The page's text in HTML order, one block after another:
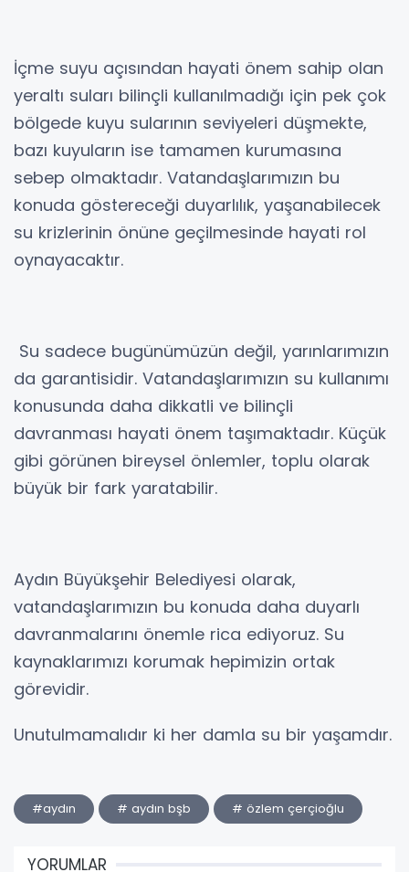
İçme suyu açısından hayati önem sahip olan
yeraltı suları bilinçli kullanılmadığı için pek çok
bölgede kuyu sularının seviyeleri düşmekte,
bazı kuyuların ise tamamen kurumasına
sebep olmaktadır. Vatandaşlarımızın bu
konuda göstereceği duyarlılık, yaşanabilecek
su krizlerinin önüne geçilmesinde hayati rol
oynayacaktır.
Su sadece bugünümüzün değil, yarınlarımızın
da garantisidir. Vatandaşlarımızın su kullanımı
konusunda daha dikkatli ve bilinçli
davranması hayati önem taşımaktadır. Küçük
gibi görünen bireysel önlemler, toplu olarak
büyük bir fark yaratabilir.
Aydın Büyükşehir Belediyesi olarak,
vatandaşlarımızın bu konuda daha duyarlı
davranmalarını önemle rica ediyoruz. Su
kaynaklarımızı korumak hepimizin ortak
görevidir.
Unutulmamalıdır ki her damla su bir yaşamdır.
#aydın # aydın bşb # özlem çerçioğlu
YORUMLAR